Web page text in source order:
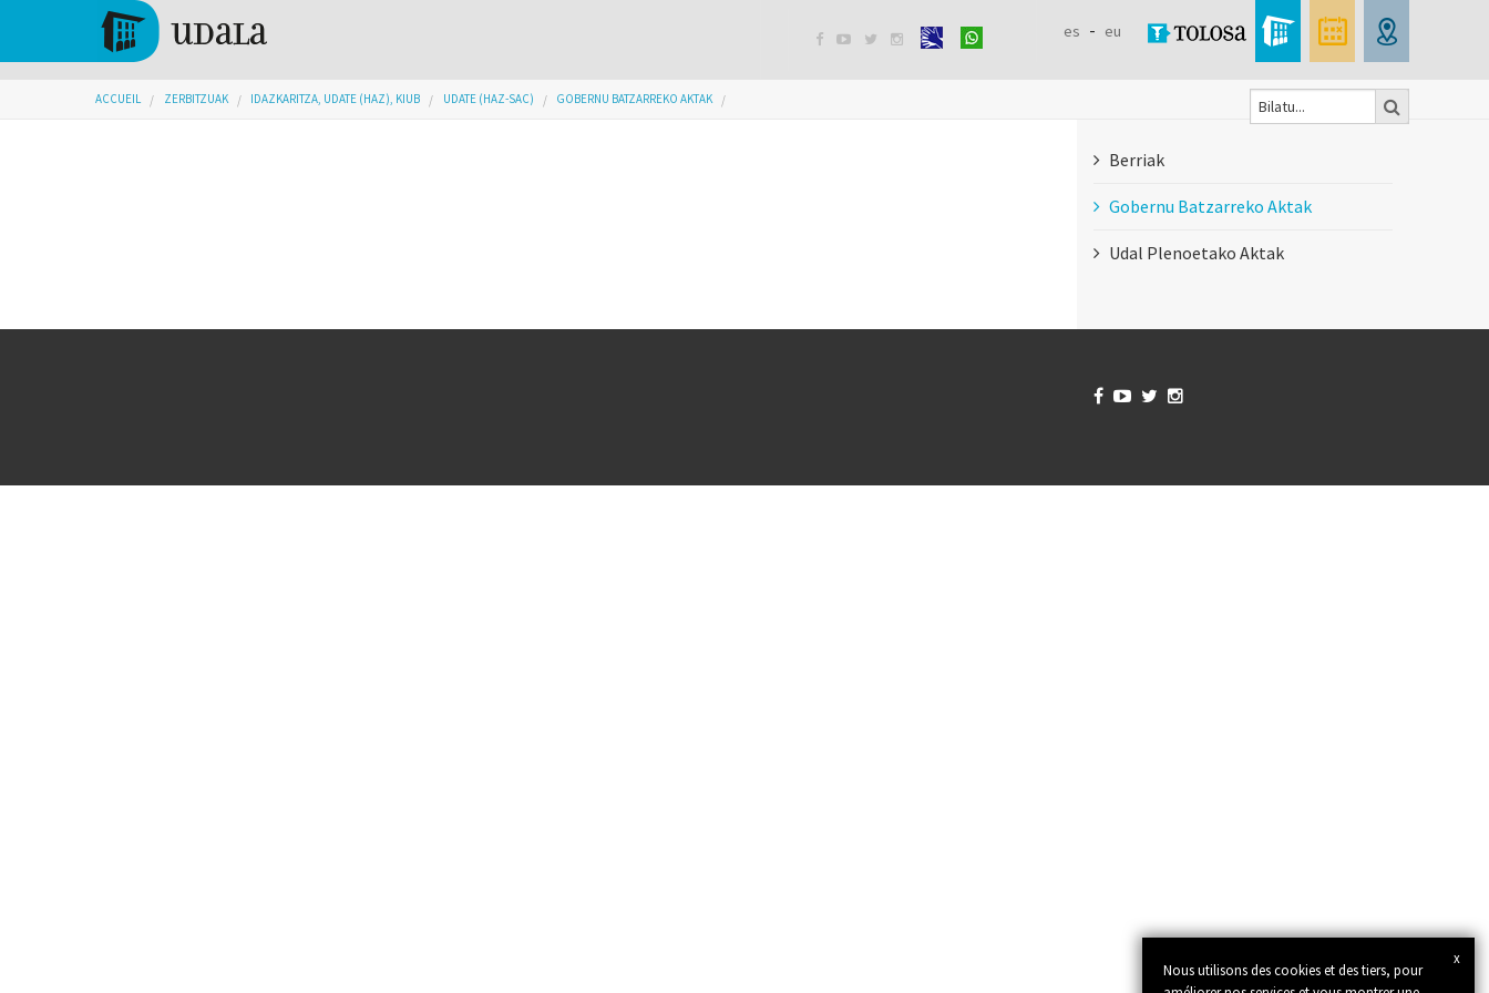
Aller au contenu principal
    es eu
Formulaire
recherche
Vous êtes ici
ACCUEIL ZERBITZUAK IDAZKARITZA, UDATE (HAZ), KIUB UDATE (HAZ-SAC) GOBERNU BATZARREKO AKTAK
Berriak
Gobernu Batzarreko Aktak
Udal Plenoetako Aktak
x
Nous utilisons des cookies et des tiers, pour
   